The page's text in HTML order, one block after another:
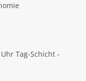
Tag-Schicht -